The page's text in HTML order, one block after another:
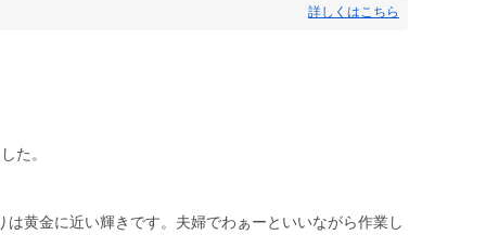
詳しくはこちら
た。
黄金に近い輝きです。夫婦でわぁーといいながら作業し